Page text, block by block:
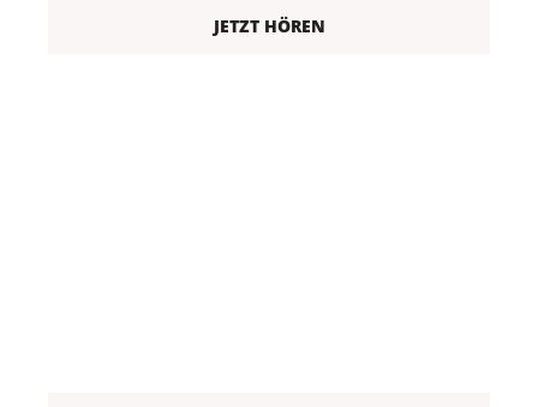
JETZT HÖREN